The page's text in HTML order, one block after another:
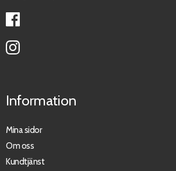
Information
Mina sidor
Om oss
Kundtjänst